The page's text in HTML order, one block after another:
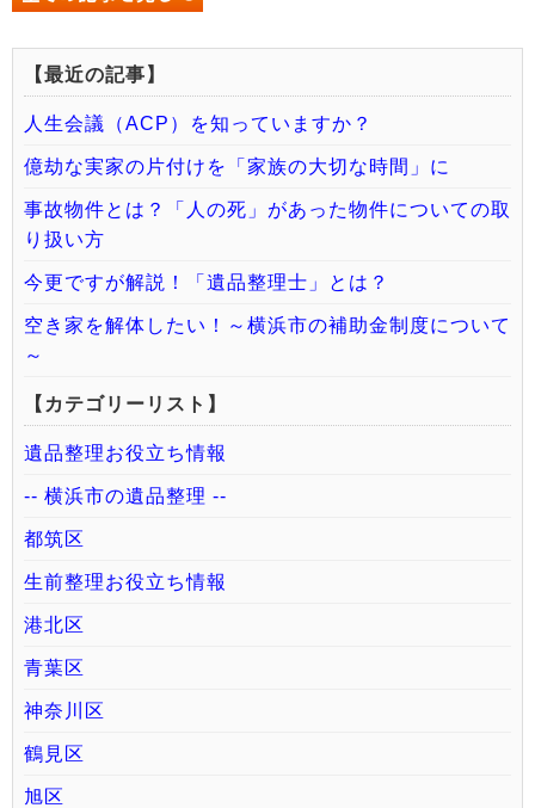
【最近の記事】
人生会議（ACP）を知っていますか？
億劫な実家の片付けを「家族の大切な時間」に
事故物件とは？「人の死」があった物件についての取
り扱い方
今更ですが解説！「遺品整理士」とは？
空き家を解体したい！～横浜市の補助金制度について
～
【カテゴリーリスト】
遺品整理お役立ち情報
-- 横浜市の遺品整理 --
都筑区
生前整理お役立ち情報
港北区
青葉区
神奈川区
鶴見区
旭区